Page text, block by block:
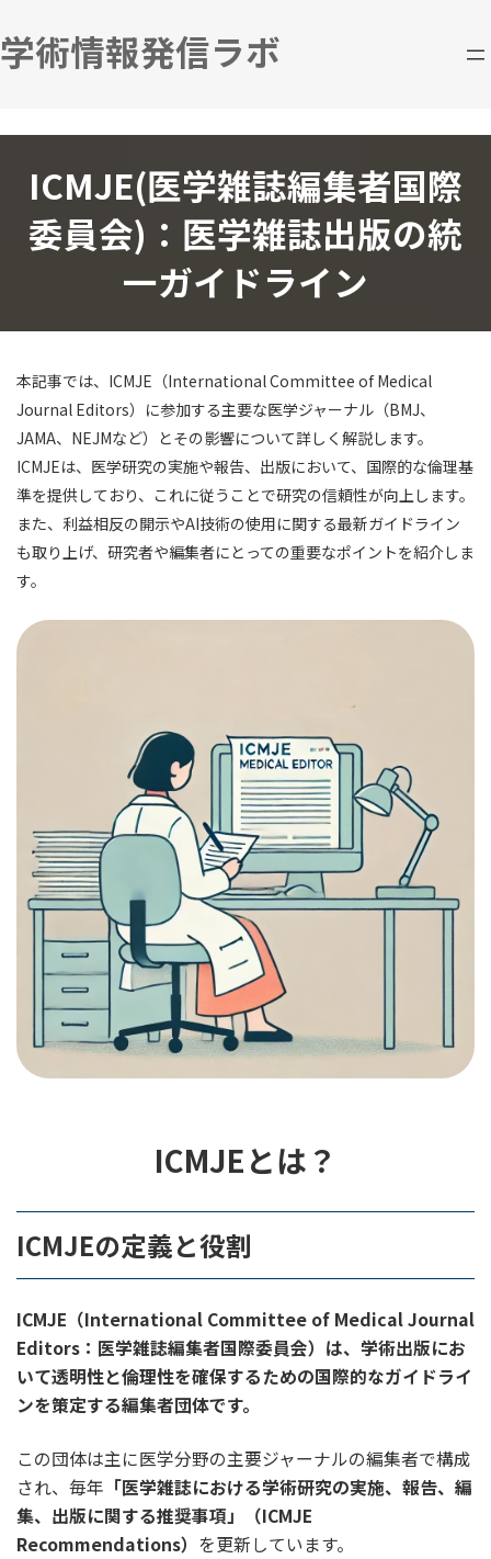
ン
テ
へ
ビ
ゲ
ョ
学術情報発信ラボ
ICMJE(医学雑誌編集者国際
委員会)：医学雑誌出版の統
一ガイドライン
本記事では、ICMJE（International Committee of Medical
Journal Editors）に参加する主要な医学ジャーナル（BMJ、
JAMA、NEJMなど）とその影響について詳しく解説します。
ICMJEは、医学研究の実施や報告、出版において、国際的な倫理基
準を提供しており、これに従うことで研究の信頼性が向上します。
また、利益相反の開示やAI技術の使用に関する最新ガイドライン
も取り上げ、研究者や編集者にとっての重要なポイントを紹介しま
す。
ICMJEとは？
ICMJEの定義と役割
ICMJE（International Committee of Medical Journal
Editors：医学雑誌編集者国際委員会）は、学術出版にお
いて透明性と倫理性を確保するための国際的なガイドライ
ンを策定する編集者団体です。
この団体は主に医学分野の主要ジャーナルの編集者で構成
され、毎年 「医学雑誌における学術研究の実施、報告、編
集、出版に関する推奨事項」（ICMJE
Recommendations） を更新しています。